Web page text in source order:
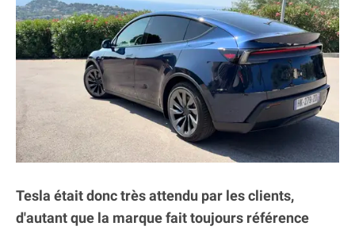
Tesla était donc très attendu par les clients,
d'autant que la marque fait toujours référence